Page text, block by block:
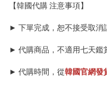
【韓國代購 注意事項】
► 下單完成，恕不接受取消
► 代購商品，不適用七天鑑
► 代購時間，從韓國官網發